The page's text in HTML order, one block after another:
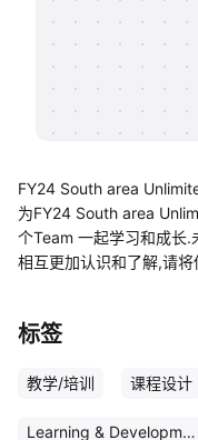
FY24 South area
为FY24 South area
个Team 一起学习和成长.
相互更加认识和了解,请
标签
教学/培训 课程设计
Learning & Development